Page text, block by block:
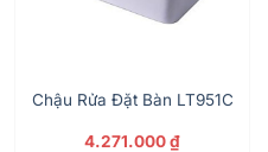
Chậu Rửa Đặt Bàn LT951C
4.271.000₫